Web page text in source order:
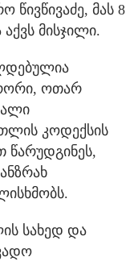
წივწივაძე, მას 8
მისჯილი.
ოთარ
კოდექსის
წარუდგინეს,
სახედ და